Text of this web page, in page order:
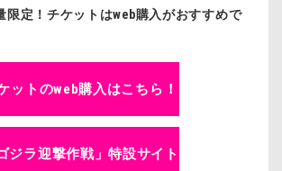
限定！チケットはweb購入がおすすめで
ットのweb購入はこちら！
ジラ迎撃作戦」特設サイト